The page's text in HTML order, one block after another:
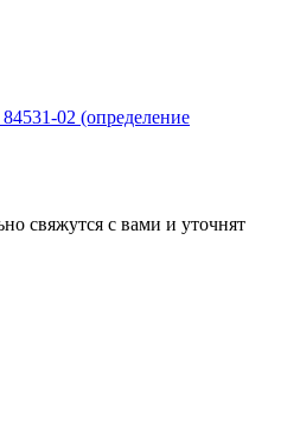
02 (определение
свяжутся с вами и уточнят